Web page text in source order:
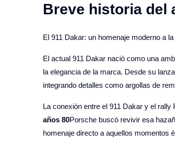
Breve historia del
El 911 Dakar: un homenaje moderno a
El actual 911 Dakar nació como una
la elegancia de la marca. Desde su
integrando detalles como argollas de
La conexión entre el 911 Dakar y el
años 80Porsche buscó revivir esa
homenaje directo a aquellos momentos